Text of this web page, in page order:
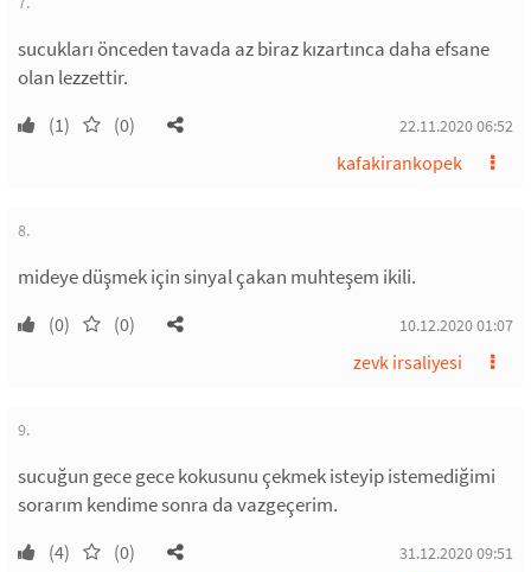
sucukları önceden tavada az biraz kızartınca daha efsane
olan lezzettir.
(1) (0) 22.11.2020 06:52
kafakirankopek
8.
mideye düşmek için sinyal çakan muhteşem ikili.
(0) (0) 10.12.2020 01:07
zevk irsaliyesi
9.
sucuğun gece gece kokusunu çekmek isteyip istemediğimi
sorarım kendime sonra da vazgeçerim.
(4) (0) 31.12.2020 09:51